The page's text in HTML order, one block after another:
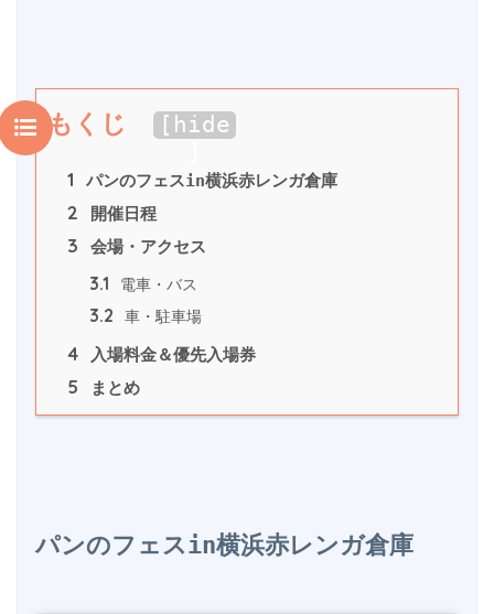
もくじ [ hide
1 パンのフェスin横浜赤レンガ倉庫
2 開催日程
3 会場・アクセス
3.1 電車・バス
3.2 車・駐車場
4 入場料金＆優先入場券
5 まとめ
パンのフェスin横浜赤レンガ倉庫